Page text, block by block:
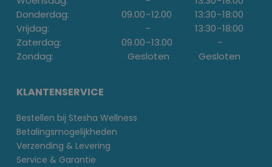
Donderdag:
09.00-12.00 13:30-18:00
Vrijdag:
- 13:30-18:00
Zaterdag:
09.00-13.00
-
Zondag:
Gesloten Gesloten
KLANTENSERVICE
Bestellen bij Stesha Wellness
Betalingsmogelijkheden
Verzending & Levering
Service & Garantie